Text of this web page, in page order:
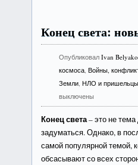
Конец света:
ОпубликовалIvan
космоса,Войны,
Земли,НЛО и
выключены
Конец света– это не тема
задуматься. Однако, в
самой популярной темой,
обсасывают со всех